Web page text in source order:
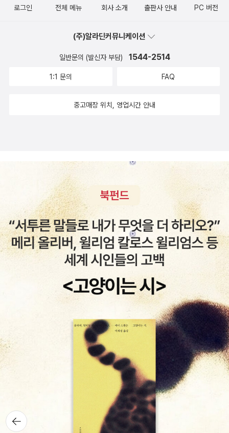
뒤로가
기
로그인 전체 메뉴 회사 소개 출판사 안내 PC 버전
(주)알라딘커뮤니케이션
일반문의 (발신자 부담) 1544-2514
1:1 문의 FAQ
중고매장 위치, 영업시간 안내